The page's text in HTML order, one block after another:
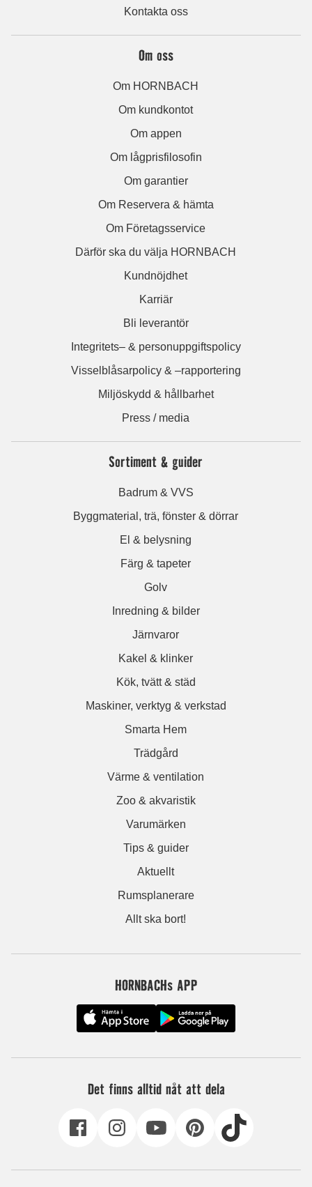
Kontakta oss
Om oss
Om HORNBACH
Om kundkontot
Om appen
Om lågprisfilosofin
Om garantier
Om Reservera & hämta
Om Företagsservice
Därför ska du välja HORNBACH
Kundnöjdhet
Karriär
Bli leverantör
Integritets– & personuppgiftspolicy
Visselblåsarpolicy & –rapportering
Miljöskydd & hållbarhet
Press / media
Sortiment & guider
Badrum & VVS
Byggmaterial, trä, fönster & dörrar
El & belysning
Färg & tapeter
Golv
Inredning & bilder
Järnvaror
Kakel & klinker
Kök, tvätt & städ
Maskiner, verktyg & verkstad
Smarta Hem
Trädgård
Värme & ventilation
Zoo & akvaristik
Varumärken
Tips & guider
Aktuellt
Rumsplanerare
Allt ska bort!
HORNBACHs APP
Det finns alltid nåt att dela